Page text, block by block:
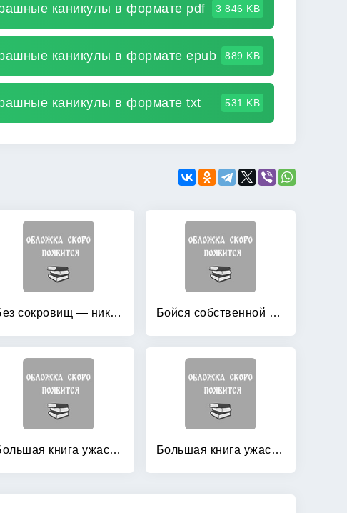
каникулы в формате pdf 3 846 KB
каникулы в формате epub 889 KB
каникулы в формате txt 531 KB
Без сокровищ — никуда! Бойся собственной тени!
Большая книга ужасов 11: Портрет неприкаянного духа. Рандеву с вампиром Большая книга ужасов 12: Духи зазеркалья. Талисман богини тьмы